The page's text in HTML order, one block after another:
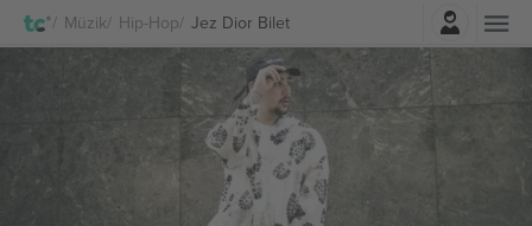
Müzik Hip-Hop Jez Dior Bilet